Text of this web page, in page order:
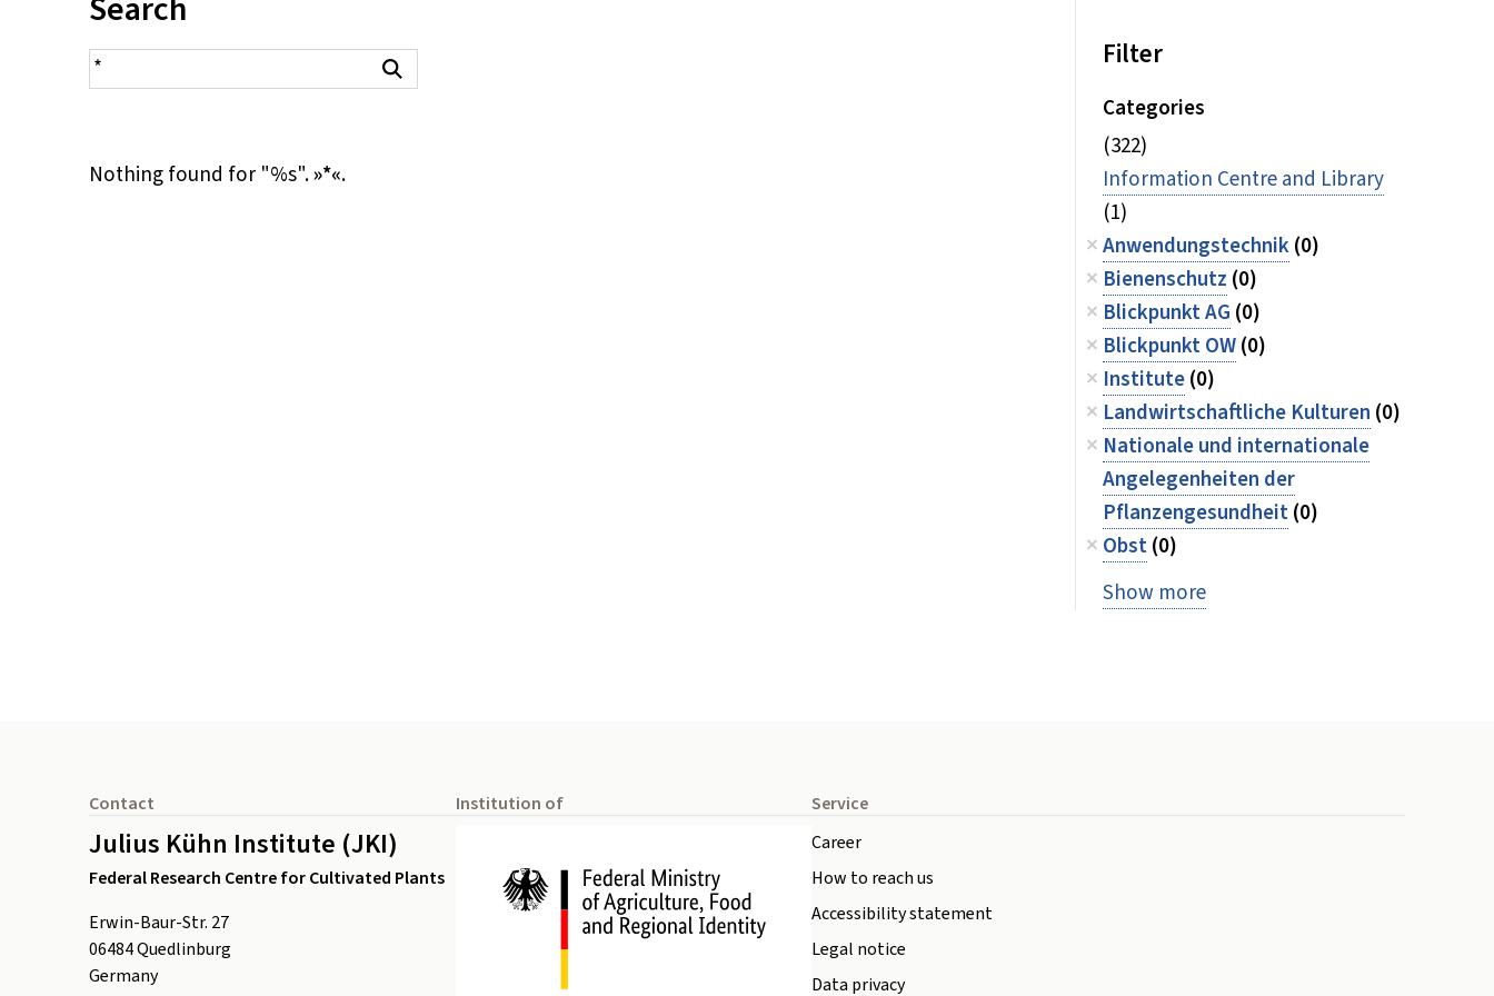
search result
Nothing found for "%s".»*«.
Filter
Categories
(322)
Information Centre and Library
(1)
Anwendungstechnik(0)
Bienenschutz (0)
Blickpunkt AG (0)
Blickpunkt OW(0)
Institute(0)
Landwirtschaftliche Kulturen (0)
Nationale und internationale
Angelegenheiten der
Pflanzengesundheit(0)
Obst(0)
Show more
Contact
Julius Kühn Institute (JKI)
Federal Research Centre for Cultivated Plants
Erwin-Baur-Str. 27
06484Quedlinburg
Germany
Institution of
Service
Career
How to reach us
Accessibility statement
Legal notice
Data privacy